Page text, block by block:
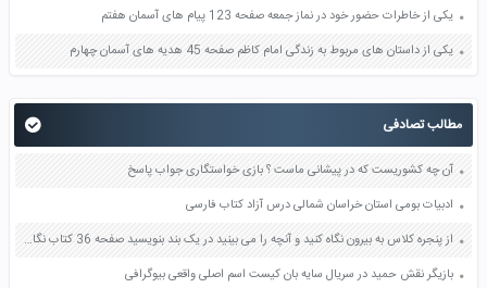
یکی از خاطرات حضور خود در نماز جمعه صفحه 123 پیام های آسمان هفتم
یکی از داستان های مربوط به زندگی امام کاظم صفحه 45 هدیه های آسمان چهارم
مطالب تصادفی
آن چه کشوریست که در پیشانی ماست ؟ بازی خواستگاری جواب پاسخ
ادبیات بومی استان خراسان شمالی درس آزاد کتاب فارسی
از پنجره کلاس به بیرون نگاه کنید و آنچه را می بینید در یک بند بنویسید صفحه 36 کتاب نگارش فارسی ششم
بازیگر نقش حمید در سریال سایه بان کیست اسم اصلی واقعی بیوگرافی